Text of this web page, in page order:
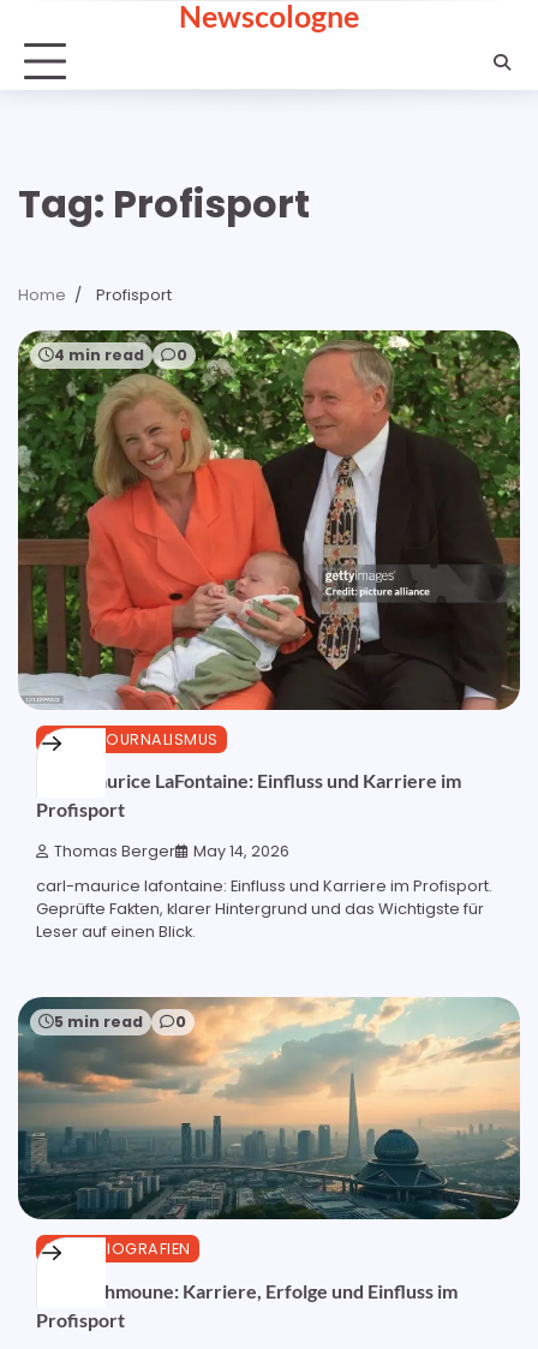
content
Newscologne
Tag: Profisport
Home Profisport
4 min read 0
SPORTJOURNALISMUS
Carl-Maurice LaFontaine: Einfluss und Karriere im
Profisport
Thomas Berger May 14, 2026
carl-maurice lafontaine: Einfluss und Karriere im Profisport.
Geprüfte Fakten, klarer Hintergrund und das Wichtigste für
Leser auf einen Blick.
5 min read 0
SPORTBIOGRAFIEN
Alain Rahmoune: Karriere, Erfolge und Einfluss im
Profisport